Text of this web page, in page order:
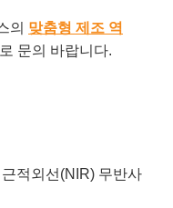
의 맞춤형 제조 역
로 문의 바랍니다.
적외선(NIR) 무반사